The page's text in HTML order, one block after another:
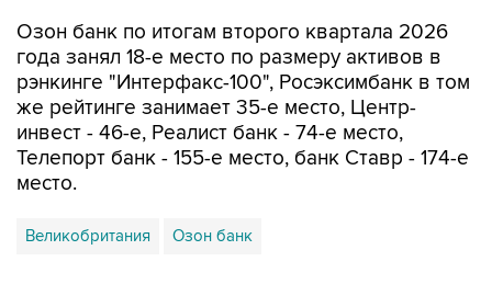
Озон банк по итогам второго квартала 2026
года занял 18-е место по размеру активов в
рэнкинге "Интерфакс-100", Росэксимбанк в том
же рейтинге занимает 35-е место, Центр-
инвест - 46-е, Реалист банк - 74-е место,
Телепорт банк - 155-е место, банк Ставр - 174-е
место.
Великобритания Озон банк